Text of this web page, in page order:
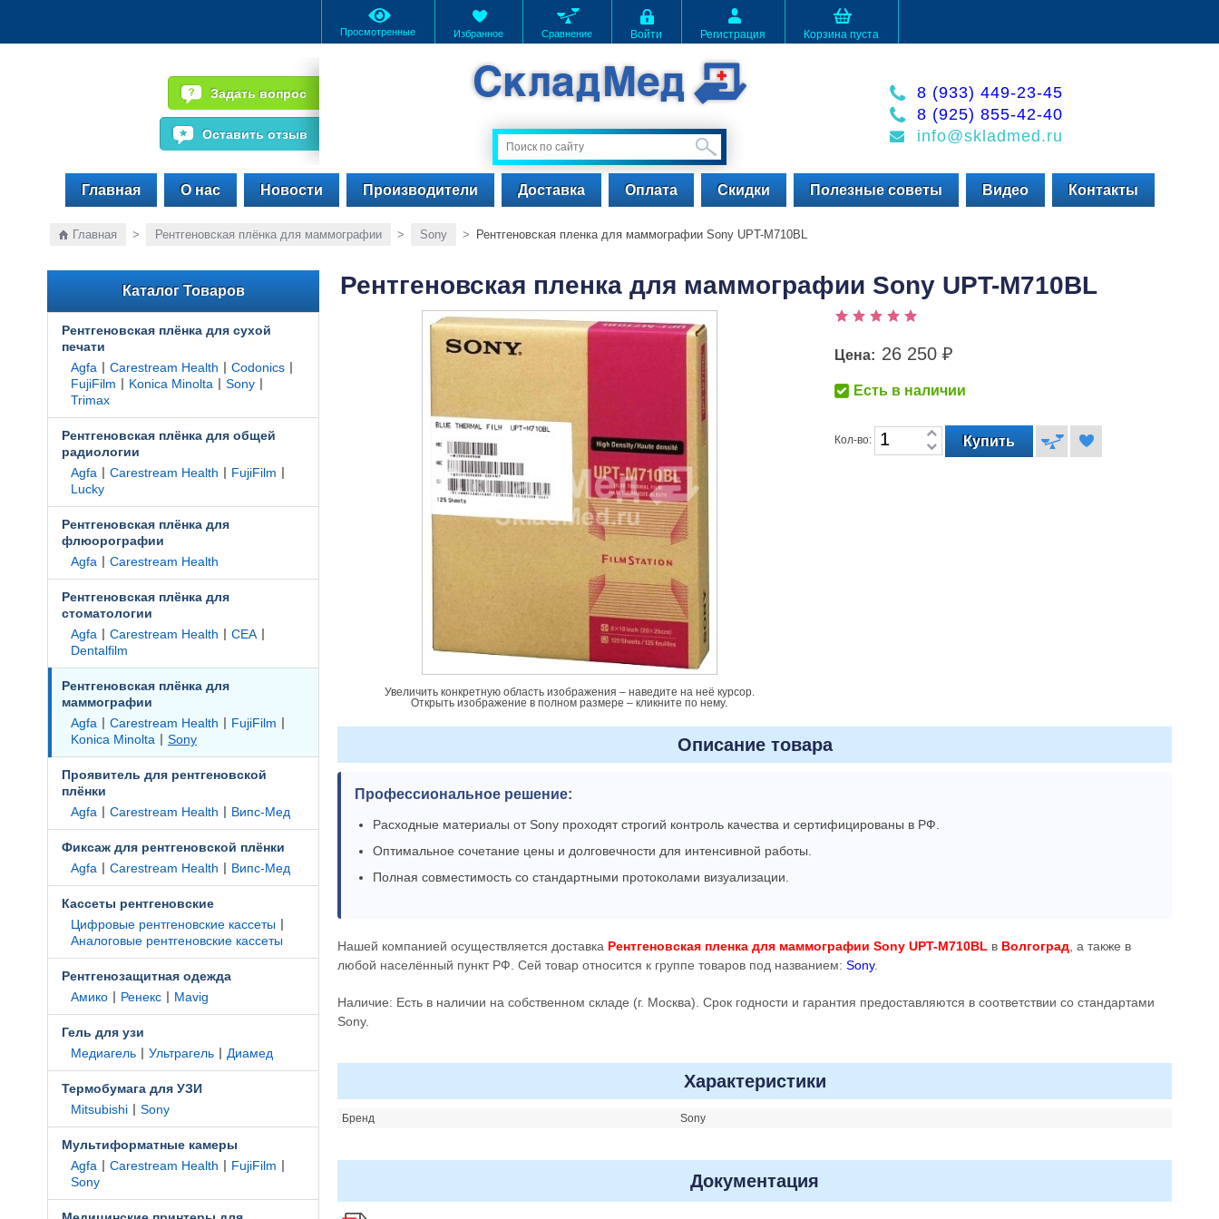
Просмотренные Избранное Сравнение Войти Регистрация Корзина пуста
Задать вопрос
Оставить отзыв
8 (933) 449-23-45
8 (925) 855-42-40
info@skladmed.ru
Главная О нас Новости Производители Доставка Оплата Скидки Полезные советы Видео Контакты
Главная > Рентгеновская плёнка для маммографии > Sony > Рентгеновская пленка для маммографии Sony UPT-M710BL
Каталог Товаров
Рентгеновская плёнка для сухой
печати
Agfa | Carestream Health | Codonics |
FujiFilm | Konica Minolta | Sony |
Trimax
Рентгеновская плёнка для общей
радиологии
Agfa | Carestream Health | FujiFilm |
Lucky
Рентгеновская плёнка для
флюорографии
Agfa | Carestream Health
Рентгеновская плёнка для
стоматологии
Agfa | Carestream Health | CEA |
Dentalfilm
Рентгеновская плёнка для
маммографии
Agfa | Carestream Health | FujiFilm |
Konica Minolta | Sony
Проявитель для рентгеновской
плёнки
Agfa | Carestream Health | Випс-Мед
Фиксаж для рентгеновской плёнки
Agfa | Carestream Health | Випс-Мед
Кассеты рентгеновские
Цифровые рентгеновские кассеты |
Аналоговые рентгеновские кассеты
Рентгенозащитная одежда
Амико | Ренекс | Mavig
Гель для узи
Медиагель | Ультрагель | Диамед
Термобумага для УЗИ
Mitsubishi | Sony
Мультиформатные камеры
Agfa | Carestream Health | FujiFilm |
Sony
Рентгеновская пленка для маммографии Sony UPT-M710BL
Увеличить конкретную область изображения – наведите на неё курсор.
Открыть изображение в полном размере – кликните по нему.
Цена: 26 250 ₽
Есть в наличии
Кол-во:
Описание товара
Профессиональное решение:
Расходные материалы от Sony проходят строгий контроль качества и сертифицированы в РФ.
Оптимальное сочетание цены и долговечности для интенсивной работы.
Полная совместимость со стандартными протоколами визуализации.
Нашей компанией осуществляется доставка Рентгеновская пленка для маммографии Sony UPT-M710BL в Волгоград , а также в
любой населённый пункт РФ. Сей товар относится к группе товаров под названием: Sony.
Наличие: Есть в наличии на собственном складе (г. Москва). Срок годности и гарантия предоставляются в соответствии со стандартами
Sony.
Характеристики
Бренд Sony
Документация